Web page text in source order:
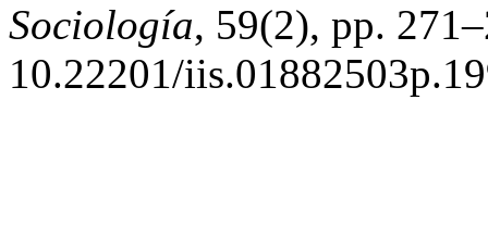
Sociología, 59(2), pp.
10.22201/